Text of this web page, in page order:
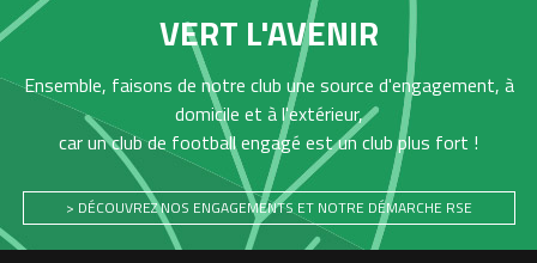
VERT L'AVENIR
Ensemble, faisons de notre club une source d'engagement, à
domicile et à l'extérieur,
car un club de football engagé est un club plus fort !
> DÉCOUVREZ NOS ENGAGEMENTS ET NOTRE DÉMARCHE RSE